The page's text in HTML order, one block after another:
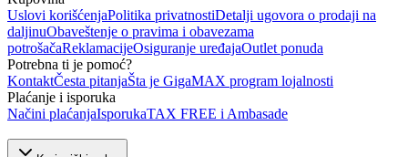
Uslovi korišćenjaPolitika privatnostiDetalji ugovora o prodaji na
daljinuObaveštenje o pravima i obavezama
potrošačaReklamacijeOsiguranje uređajaOutlet ponuda
Potrebna ti je pomoć?
KontaktČesta pitanjaŠta je GigaMAX program lojalnosti
Plaćanje i isporuka
Načini plaćanjaIsporukaTAX FREE i Ambasade